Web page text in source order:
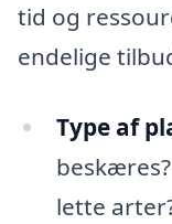
tid og
endelige
Type af
lette